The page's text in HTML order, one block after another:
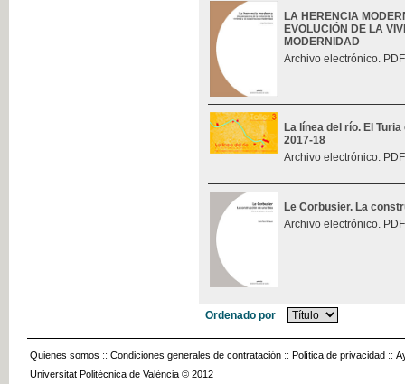
LA HERENCIA
EVOLUCIÓN DE LA
MODERNIDAD
Archivo electrónico.
La línea del río. El
2017-18
Archivo electrónico.
Le Corbusier. La
Archivo electrónico.
Ordenado por
Quienes somos :: Condiciones generales de contratación :: Política de privacidad ::
Universitat Politècnica de València © 2012